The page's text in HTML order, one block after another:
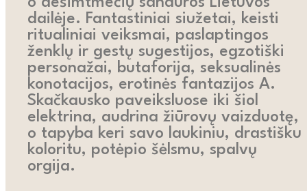
dailėje. Fantastiniai siužetai, keisti
ritualiniai veiksmai, paslaptingos
ženklų ir gestų sugestijos, egzotiški
personažai, butaforija, seksualinės
konotacijos, erotinės fantazijos A.
Skačkausko paveiksluose iki šiol
elektrina, audrina žiūrovų vaizduotę,
o tapyba keri savo laukiniu, drastišku
koloritu, potėpio šėlsmu, spalvų
orgija.